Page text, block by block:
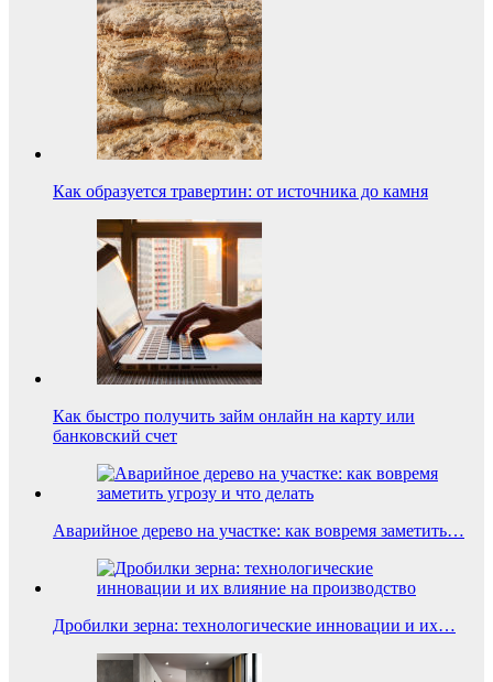
Как образуется травертин: от источника до камня
Как быстро получить займ онлайн на карту или
банковский счет
Аварийное дерево на участке: как вовремя заметить…
Дробилки зерна: технологические инновации и их…